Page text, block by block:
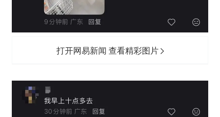
打开网易新闻 查看精彩图片